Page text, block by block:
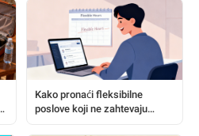
Kako pronaći fleksibilne
poslove koji ne zahtevaju